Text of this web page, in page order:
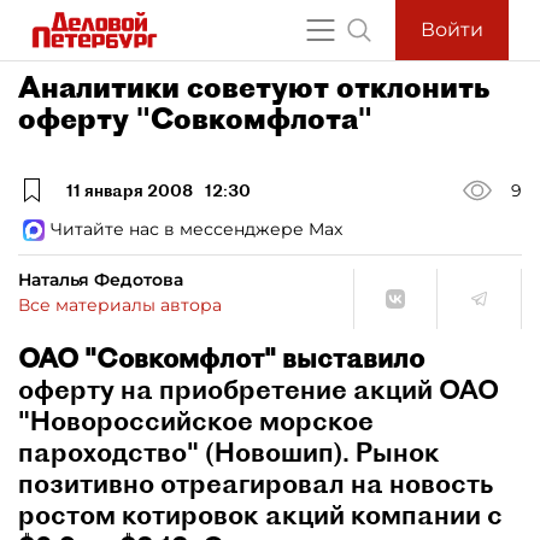
Войти
Аналитики советуют отклонить
оферту "Совкомфлота"
11 января 2008 12:30
9
Читайте нас в мессенджере Max
Наталья Федотова
Все материалы автора
ОАО "Совкомфлот" выставило
оферту на приобретение акций ОАО
"Новороссийское морское
пароходство" (Новошип). Рынок
позитивно отреагировал на новость
ростом котировок акций компании с